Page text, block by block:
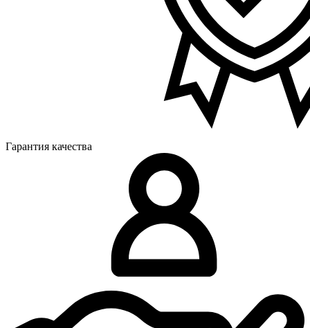
Гарантия качества